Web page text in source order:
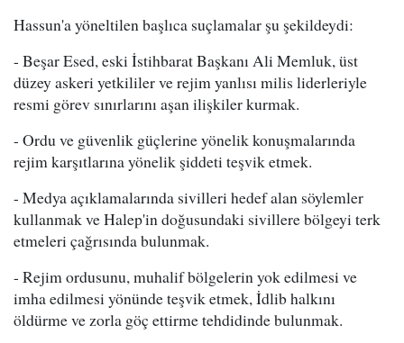
Hassun'a yöneltilen başlıca suçlamalar şu şekildeydi:
- Beşar Esed, eski İstihbarat Başkanı Ali Memluk, üst
düzey askeri yetkililer ve rejim yanlısı milis liderleriyle
resmi görev sınırlarını aşan ilişkiler kurmak.
- Ordu ve güvenlik güçlerine yönelik konuşmalarında
rejim karşıtlarına yönelik şiddeti teşvik etmek.
- Medya açıklamalarında sivilleri hedef alan söylemler
kullanmak ve Halep'in doğusundaki sivillere bölgeyi terk
etmeleri çağrısında bulunmak.
- Rejim ordusunu, muhalif bölgelerin yok edilmesi ve
imha edilmesi yönünde teşvik etmek, İdlib halkını
öldürme ve zorla göç ettirme tehdidinde bulunmak.